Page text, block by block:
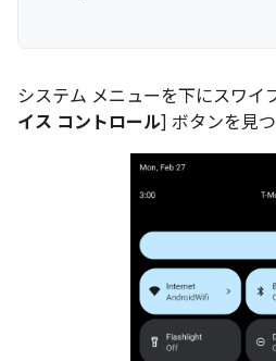
システム メニューを下にスワイ
イス コントロール] ボタンを見つ